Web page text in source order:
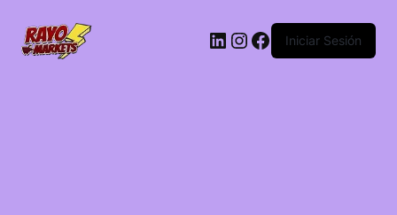
LinkedIn
Instagram
Facebook
Iniciar Sesión